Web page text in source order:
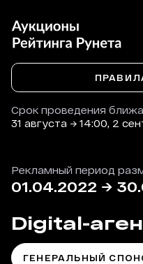
Срок проведения
31 августа → 14:00, 2
Рекламный период
01.04.2022 →
Digital-
ГЕНЕРАЛЬНЫЙ